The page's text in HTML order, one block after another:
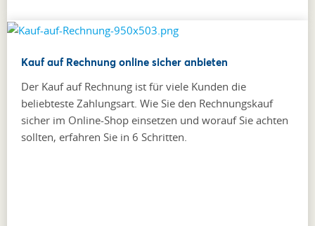
Kauf auf Rechnung online sicher anbieten
Der Kauf auf Rechnung ist für viele Kunden die
beliebteste Zahlungsart. Wie Sie den Rechnungskauf
sicher im Online-Shop einsetzen und worauf Sie achten
sollten, erfahren Sie in 6 Schritten.